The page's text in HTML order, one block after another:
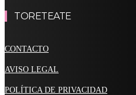
TORETEATE
CONTACTO
AVISO LEGAL
POLÍTICA DE PRIVACIDAD